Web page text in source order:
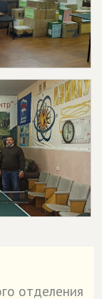
отделения